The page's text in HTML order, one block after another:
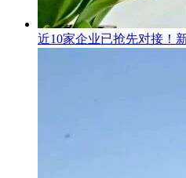
近10家企业已抢先对接！